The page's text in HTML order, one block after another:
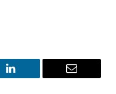
LinkedIn Email